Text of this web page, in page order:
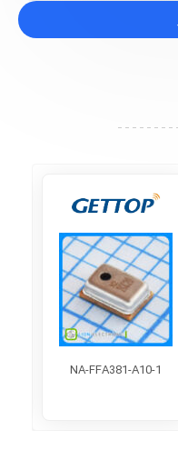
NA-FFA381-A10-1